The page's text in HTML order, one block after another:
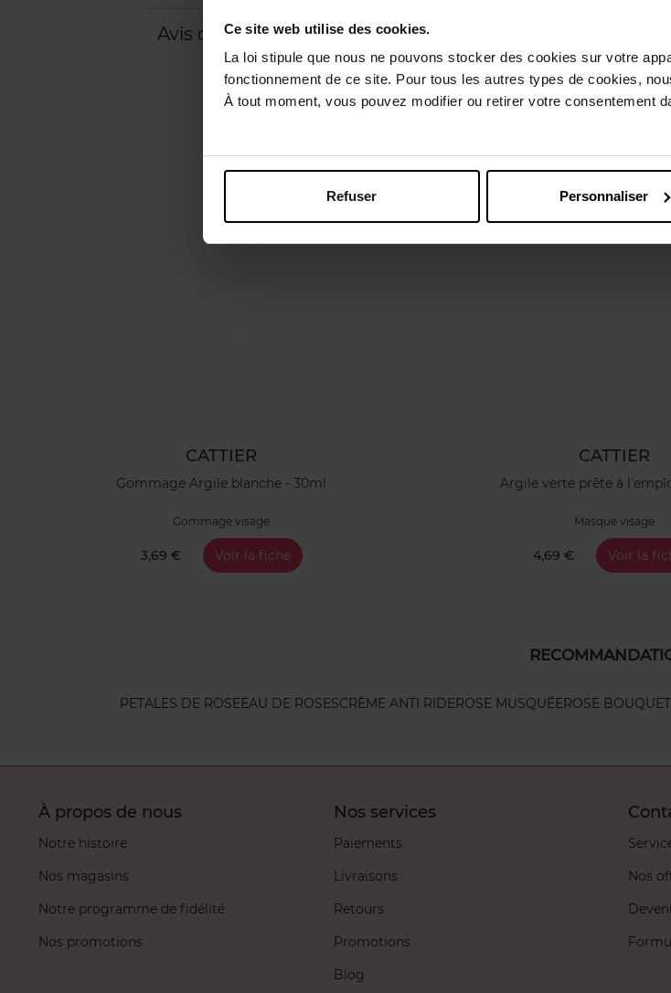
Ce site web utilise des cookies.
La loi stipule que nous ne pouvons stocker des cookies sur votre
fonctionnement de ce site. Pour tous les autres types de cookies,
À tout moment, vous pouvez modifier ou retirer votre consentement
Refuser Personnaliser
Avis client
CATTIER
Gommage Argile blanche - 30ml
Gommage visage
3,69 € Voir la fiche
CATTIER
Masque visage
4,69 € Voir la
PETALES DE ROSEEAU DE ROSESCRÈME ANTI RIDEROSE MUSQUÉEROSE BOUQUET
À propos de nous
Notre histoire
Nos magasins
Notre programme de fidélité
Nos promotions
Nos services
Paiements
Livraisons
Retours
Promotions
Blog
Nos